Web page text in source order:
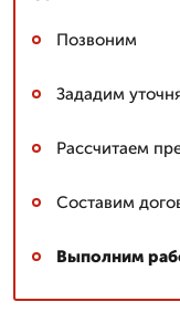
Позвоним
Зададим
Рассчитаем
Составим
Выполним